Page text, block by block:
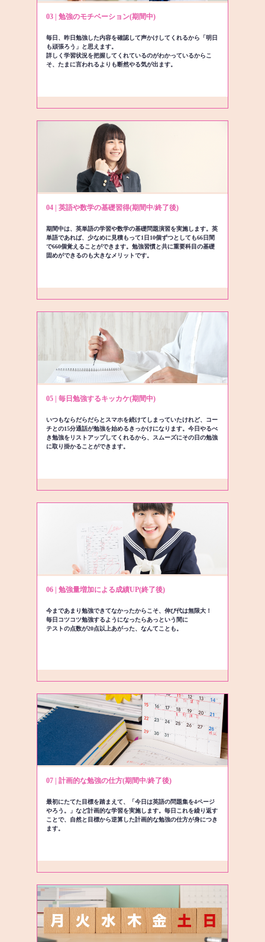
03 | 勉強のモチベーション(期間中)
毎日、昨日勉強した内容を確認して声かけしてくれるから「明日
も頑張ろう」と思えます。
詳しく学習状況を把握してくれているのがわかっているからこ
そ、たまに言われるよりも断然やる気が出ます。
04 | 英語や数学の基礎習得(期間中/終了後)
期間中は、英単語の学習や数学の基礎問題演習を実施します。英
単語であれば、少なめに見積もって1日10個ずつとしても66日間
で660個覚えることができます。勉強習慣と共に重要科目の基礎
固めができるのも大きなメリットです。
05 | 毎日勉強するキッカケ(期間中)
いつもならだらだらとスマホを続けてしまっていたけれど、コー
チとの15分通話が勉強を始めるきっかけになります。今日やるべ
き勉強をリストアップしてくれるから、スムーズにその日の勉強
に取り掛かることができます。
06 | 勉強量増加による成績UP(終了後)
今まであまり勉強できてなかったからこそ、伸び代は無限大！
毎日コツコツ勉強するようになったらあっという間に
テストの点数が20点以上あがった、なんてことも。
07 | 計画的な勉強の仕方(期間中/終了後)
最初にたてた目標を踏まえて、「今日は英語の問題集を4ページ
やろう。」など計画的な学習を実施します。毎日これを繰り返す
ことで、自然と目標から逆算した計画的な勉強の仕方が身につき
ます。